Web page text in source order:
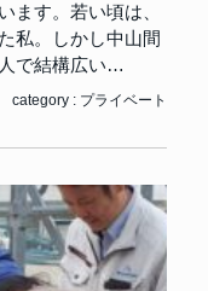
ます。若い頃は、
私。しかし中山間
で結構広い…
category : プライベート